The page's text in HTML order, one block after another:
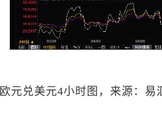
欧元兑美元4小时图，来源：易